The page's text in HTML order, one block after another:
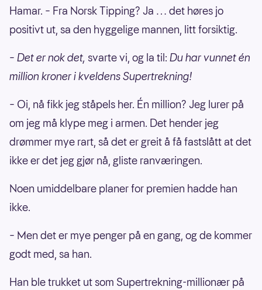
Hamar. – Fra Norsk Tipping? Ja … det høres jo
positivt ut, sa den hyggelige mannen, litt forsiktig.
– Det er nok det, svarte vi, og la til: Du har vunnet én
million kroner i kveldens Supertrekning!
– Oi, nå fikk jeg ståpels her. Én million? Jeg lurer på
om jeg må klype meg i armen. Det hender jeg
drømmer mye rart, så det er greit å få fastslått at det
ikke er det jeg gjør nå, gliste ranværingen.
Noen umiddelbare planer for premien hadde han
ikke.
– Men det er mye penger på en gang, og de kommer
godt med, sa han.
Han ble trukket ut som Supertrekning-millionær på